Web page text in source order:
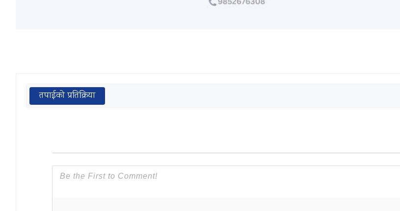
तपाईको प्रतिक्रिया